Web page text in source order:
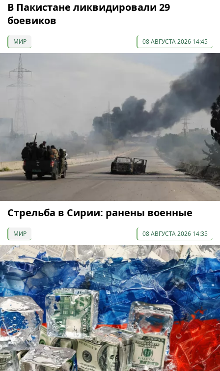
В Пакистане ликвидировали 29
боевиков
МИР 08 АВГУСТА 2026 14:45
Стрельба в Сирии: ранены военные
МИР 08 АВГУСТА 2026 14:35